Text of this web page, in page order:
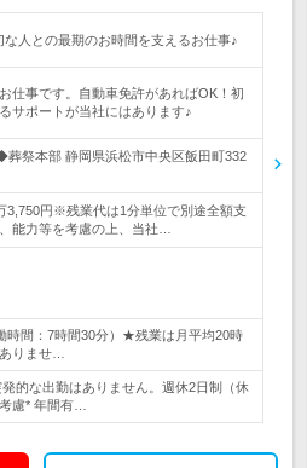
な人との最期のお時間を支えるお仕事♪
仕事です。自動車免許があればOK！初
サポートが当社にはあります♪
葬祭本部 静岡県浜松市中央区飯田町332
3,750円※残業代は1分単位で別途全額支
能力等を考慮の上、当社…
時間：7時間30分）★残業は月平均20時
りませ…
的な出勤はありません。週休2日制（休
慮* 年間有…